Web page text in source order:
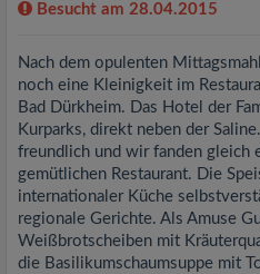
Besucht am 28.04.2015
Nach dem opulenten
noch eine Kleinigkeit im
Bad Dürkheim. Das Hotel der
Kurparks, direkt neben der
freundlich und wir fanden gleich
gemütlichen Restaurant. Die
internationaler Küche
regionale Gerichte. Als Amuse
Weißbrotscheiben mit
die Basilikumschaumsuppe mit